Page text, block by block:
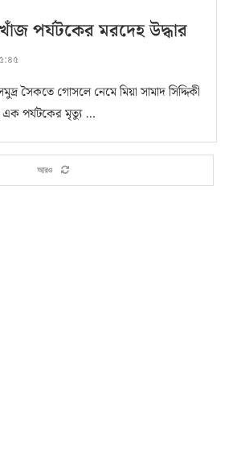
পর্যটকের মরদেহ উদ্ধার
সৈকতে গোসলে নেমে মিয়া সামাদ সিদ্দিকী
পর্যটকের মৃত্যু …
আরও